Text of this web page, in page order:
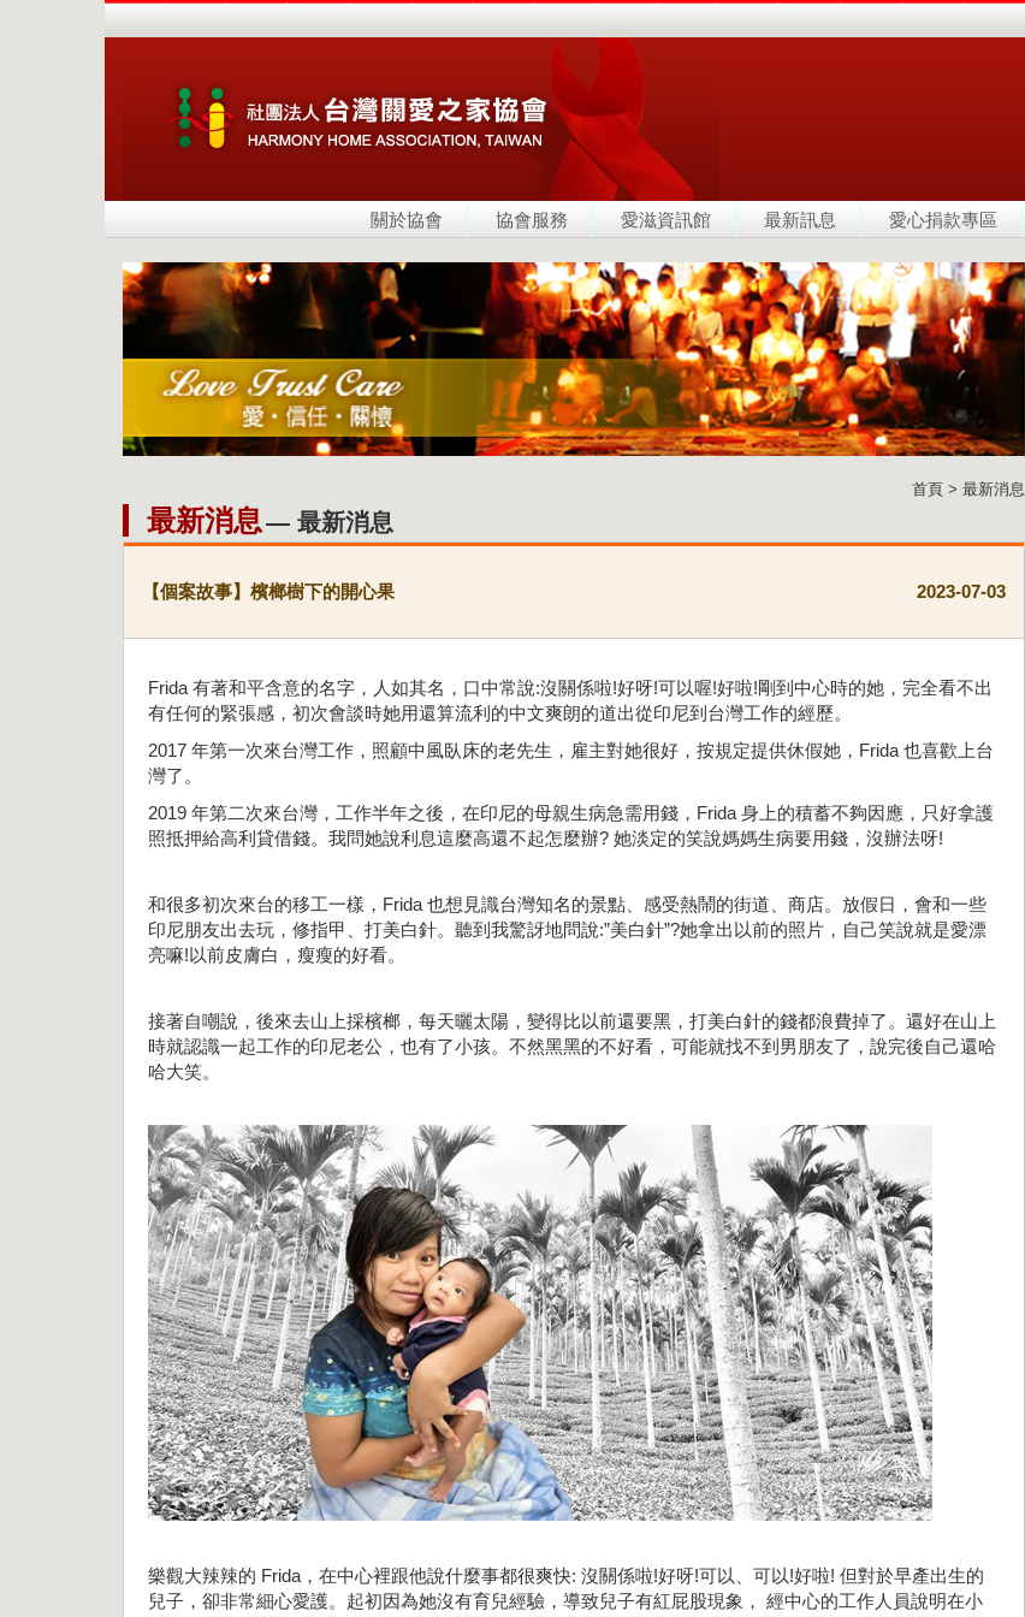
關於協會 協會服務 愛滋資訊館 最新訊息 愛心捐款專區
首頁 > 最新消息
最新消息— 最新消息
【個案故事】檳榔樹下的開心果 2023-07-03
Frida 有著和平含意的名字，人如其名，口中常說:沒關係啦!好呀!可以喔!好啦!剛到中心時的她，完全看不出
有任何的緊張感，初次會談時她用還算流利的中文爽朗的道出從印尼到台灣工作的經歷。
2017 年第一次來台灣工作，照顧中風臥床的老先生，雇主對她很好，按規定提供休假她，Frida 也喜歡上台
灣了。
2019 年第二次來台灣，工作半年之後，在印尼的母親生病急需用錢，Frida 身上的積蓄不夠因應，只好拿護
照抵押給高利貸借錢。我問她說利息這麼高還不起怎麼辦? 她淡定的笑說媽媽生病要用錢，沒辦法呀!
和很多初次來台的移工一樣，Frida 也想見識台灣知名的景點、感受熱鬧的街道、商店。放假日，會和一些
印尼朋友出去玩，修指甲、打美白針。聽到我驚訝地問說:”美白針”?她拿出以前的照片，自己笑說就是愛漂
亮嘛!以前皮膚白，瘦瘦的好看。
接著自嘲說，後來去山上採檳榔，每天曬太陽，變得比以前還要黑，打美白針的錢都浪費掉了。還好在山上
時就認識一起工作的印尼老公，也有了小孩。不然黑黑的不好看，可能就找不到男朋友了，說完後自己還哈
哈大笑。
樂觀大辣辣的 Frida，在中心裡跟他說什麼事都很爽快: 沒關係啦!好呀!可以、可以!好啦! 但對於早產出生的
兒子，卻非常細心愛護。起初因為她沒有育兒經驗，導致兒子有紅屁股現象， 經中心的工作人員說明在小